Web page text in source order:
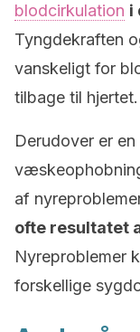
blodcirkulation i
Tyngdekraften
vanskeligt for
tilbage til hjertet.
Derudover er
af
ofte resultatet
Nyreproblemer
forskellige